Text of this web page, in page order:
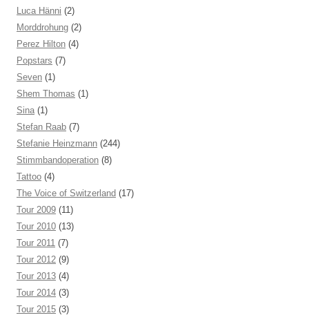
Luca Hänni (2)
Morddrohung (2)
Perez Hilton (4)
Popstars (7)
Seven (1)
Shem Thomas (1)
Sina (1)
Stefan Raab (7)
Stefanie Heinzmann (244)
Stimmbandoperation (8)
Tattoo (4)
The Voice of Switzerland (17)
Tour 2009 (11)
Tour 2010 (13)
Tour 2011 (7)
Tour 2012 (9)
Tour 2013 (4)
Tour 2014 (3)
Tour 2015 (3)